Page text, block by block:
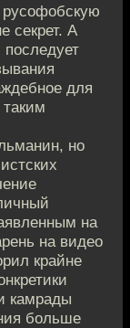
русофобскую
секрет. А
последует
для
но
на
на видео
крайне
камрады
больше